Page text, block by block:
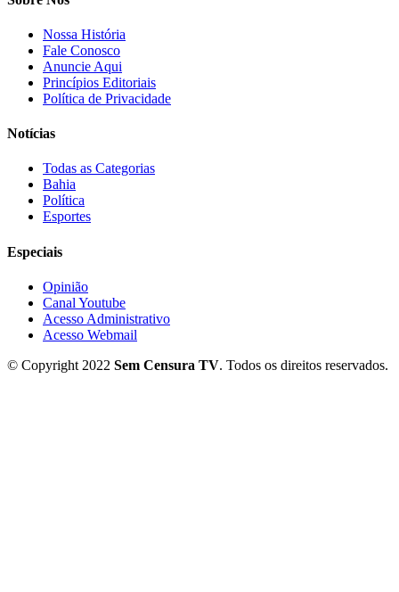
Nossa História
Fale Conosco
Anuncie Aqui
Princípios Editoriais
Política de Privacidade
Notícias
Todas as Categorias
Bahia
Política
Esportes
Especiais
Opinião
Canal Youtube
Acesso Administrativo
Acesso Webmail
© Copyright 2022 Sem Censura TV. Todos os direitos reservados.